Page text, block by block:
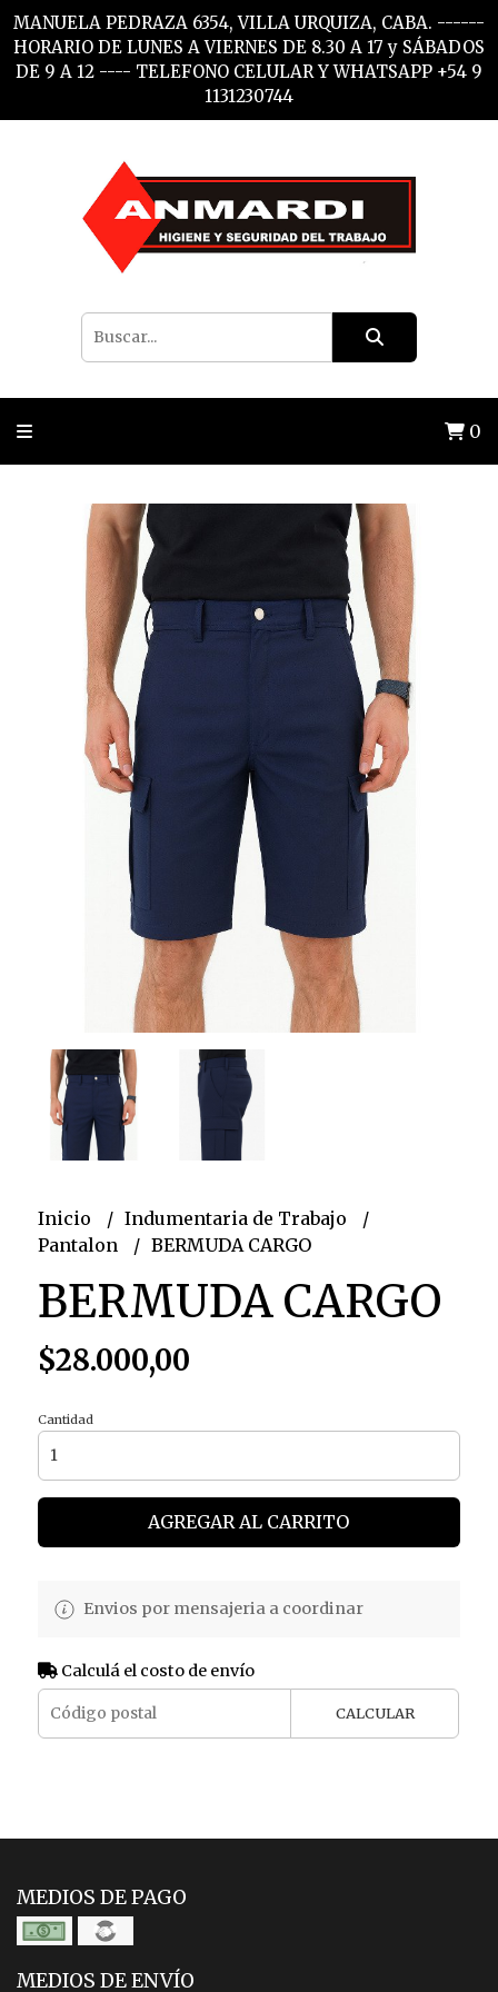
MANUELA PEDRAZA 6354, VILLA URQUIZA, CABA. ------
HORARIO DE LUNES A VIERNES DE 8.30 A 17 y SÁBADOS
DE 9 A 12 ---- TELEFONO CELULAR Y WHATSAPP +54 9
1131230744
0
Inicio
Indumentaria de Trabajo
Pantalon
BERMUDA CARGO
BERMUDA CARGO
$28.000,00
Cantidad
AGREGAR AL CARRITO
Envios por mensajeria a coordinar
Calculá el costo de envío
CALCULAR
MEDIOS DE PAGO
MEDIOS DE ENVÍO